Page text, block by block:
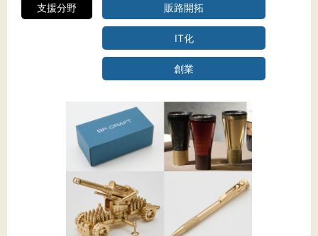
支援分野 販路開拓
IT化
創業